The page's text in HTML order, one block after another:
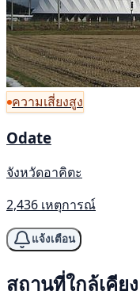
ความเสี่ยงสูง
Odate
จังหวัดอาคิตะ
2,436 เหตุการณ์
แจ้งเตือน
สถานที่ใกล้เคียง